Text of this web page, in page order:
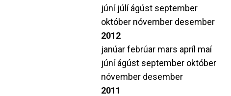
júní júlíágúst september
október nóvember desember
2012
janúarfebrúar mars apríl maí
júníágúst september október
nóvember desember
2011